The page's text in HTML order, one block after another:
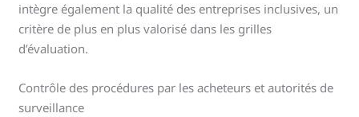
intègre également la qualité des entreprises inclusives, un
critère de plus en plus valorisé dans les grilles
d’évaluation.
Contrôle des procédures par les acheteurs et autorités de
surveillance